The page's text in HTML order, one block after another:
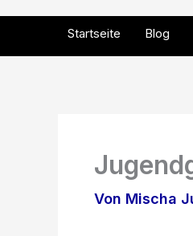
springen
Startseite Blog
Von Mischa